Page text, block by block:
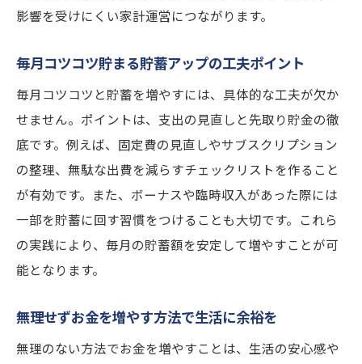
影響を受けにくい家計運営につながります。
毎月コツコツ貯まる貯蓄アップの工夫ポイント
毎月コツコツと貯蓄を増やすには、具体的な工夫が欠か
せません。ポイントは、支出の見直しと先取り貯金の徹
底です。例えば、固定費の見直しやサブスクリプション
の整理、無駄な出費を減らすチェックリストを作ること
が有効です。また、ボーナスや臨時収入があった際には
一部を貯蓄に回す習慣をつけることも大切です。これら
の実践により、毎月の貯蓄額を安定して増やすことが可
能となります。
無理せずお金を増やす方法で生活に余裕を
無理のない方法でお金を増やすことは、生活の安心感や